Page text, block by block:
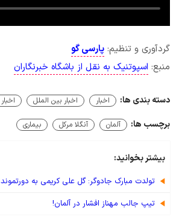
گردآوری و تنظیم: پارسی گو
منبع: اسپوتنیک به نقل از باشگاه خبرنگاران
دسته بندی ها: اخبار اخبار بین الملل
برچسب ها: آلمان آنگلا مرکل بیماری
بیشتر بخوانید:
تولدت مبارک جادوگر: گل علی کریمی به
تیپ جالب مهناز افشار در آلمان!